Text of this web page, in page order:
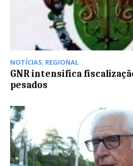
NOTÍCIAS, REGIONAL
GNR intensifica
pesados